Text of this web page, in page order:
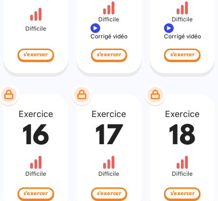
Difficile
s'exercer
Difficile
Corrigé vidéo
s'exercer
Difficile
Corrigé vidéo
s'exercer
Exercice
16
Difficile
s'exercer
Exercice
17
Difficile
s'exercer
Exercice
18
Difficile
s'exercer